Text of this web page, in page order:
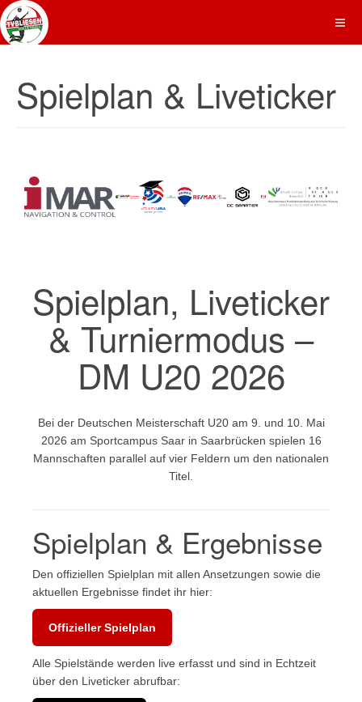
Spielplan & Liveticker
Spielplan, Liveticker
& Turniermodus –
DM U20 2026
Bei der Deutschen Meisterschaft U20 am 9. und 10. Mai
2026 am Sportcampus Saar in Saarbrücken spielen 16
Mannschaften parallel auf vier Feldern um den nationalen
Titel.
Spielplan & Ergebnisse
Den offiziellen Spielplan mit allen Ansetzungen sowie die
aktuellen Ergebnisse findet ihr hier:
Offizieller Spielplan
Alle Spielstände werden live erfasst und sind in Echtzeit
über den Liveticker abrufbar: